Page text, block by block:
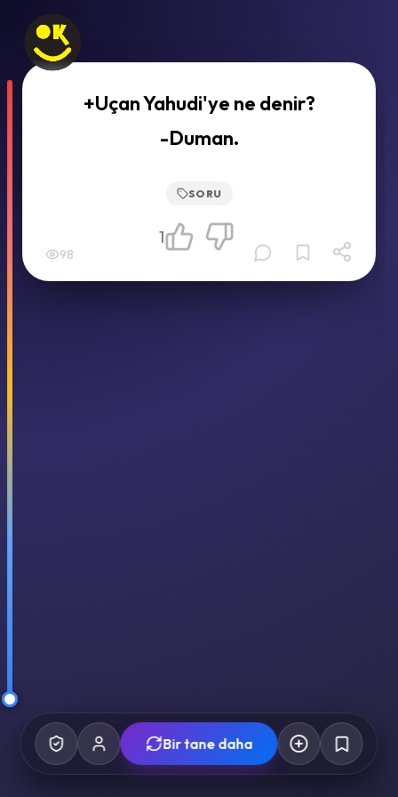
+Uçan Yahudi'ye ne denir?
-Duman.
SORU
98
1
Bir tane daha